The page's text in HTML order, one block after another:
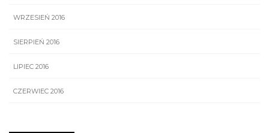
WRZESIEŃ 2016
SIERPIEŃ 2016
LIPIEC 2016
CZERWIEC 2016